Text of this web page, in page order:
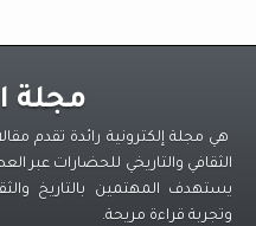
مجلة
هي مجلة إلكترونية رائدة تقدم
الثقافي والتاريخي للحضارات عبر
يستهدف المهتمين بالتاريخ
وتجربة قراءة مريحة.